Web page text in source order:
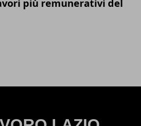
più remunerativi del